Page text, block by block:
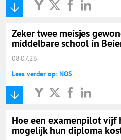
Zeker twee meisjes
middelbare school in
08.07.26
Lees verder op: NOS
Hoe een examenpilot vijf
mogelijk hun diploma